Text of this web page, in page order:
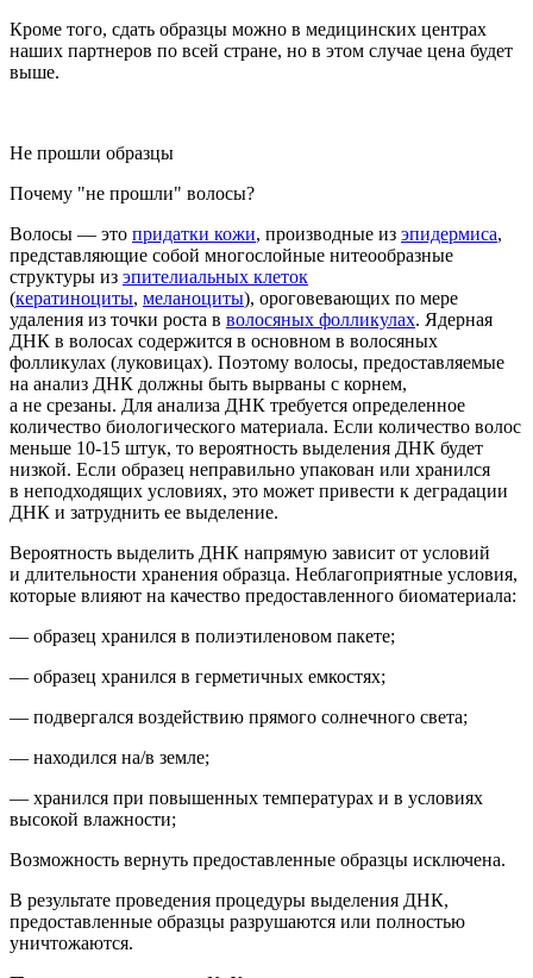
Кроме того, сдать образцы можно в медицинских центрах
наших партнеров по всей стране, но в этом случае цена будет
выше.
Не прошли образцы
Почему "не прошли" волосы?
Волосы — это придатки кожи, производные из эпидермиса,
представляющие собой многослойные нитеообразные
структуры из эпителиальных клеток
(кератиноциты, меланоциты), ороговевающих по мере
удаления из точки роста в волосяных фолликулах. Ядерная
ДНК в волосах содержится в основном в волосяных
фолликулах (луковицах). Поэтому волосы, предоставляемые
на анализ ДНК должны быть вырваны с корнем,
а не срезаны. Для анализа ДНК требуется определенное
количество биологического материала. Если количество волос
меньше 10-15 штук, то вероятность выделения ДНК будет
низкой. Если образец неправильно упакован или хранился
в неподходящих условиях, это может привести к деградации
ДНК и затруднить ее выделение.
Вероятность выделить ДНК напрямую зависит от условий
и длительности хранения образца. Неблагоприятные условия,
которые влияют на качество предоставленного биоматериала:
— образец хранился в полиэтиленовом пакете;
— образец хранился в герметичных емкостях;
— подвергался воздействию прямого солнечного света;
— находился на/в земле;
— хранился при повышенных температурах и в условиях
высокой влажности;
Возможность вернуть предоставленные образцы исключена.
В результате проведения процедуры выделения ДНК,
предоставленные образцы разрушаются или полностью
уничтожаются.